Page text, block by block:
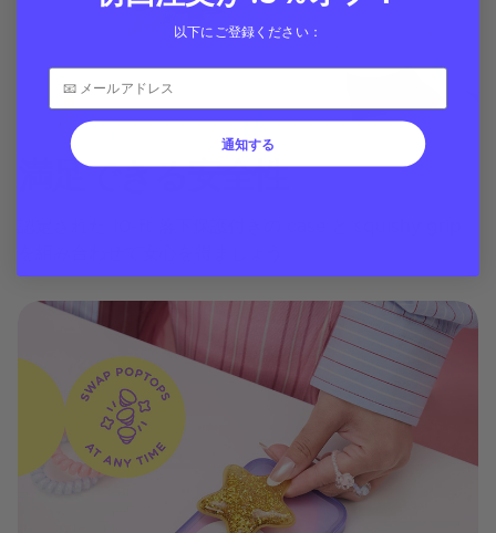
満足できる安全性
以下にご登録ください：
通知する